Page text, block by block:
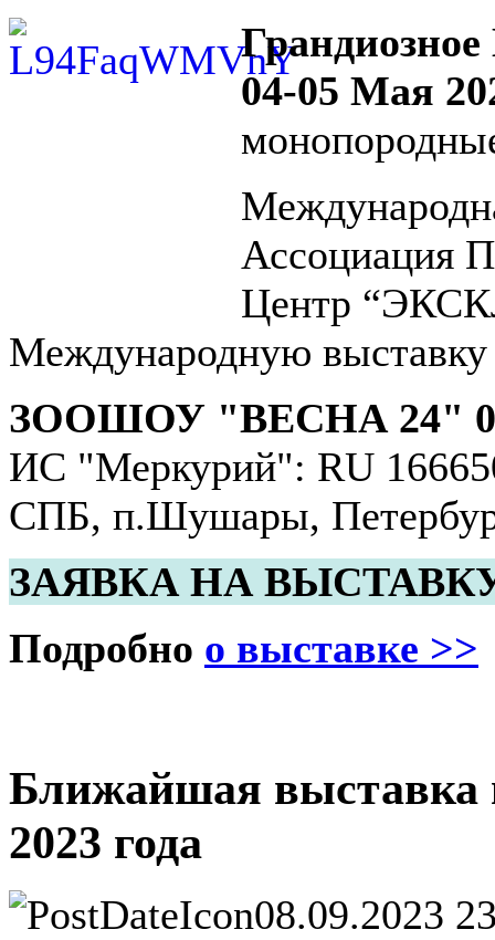
04-05 Мая
Ассоциация
Центр
Международную
ЗООШОУ "ВЕСНА 24"
ИС "Меркурий": RU
СПБ, п.Шушары,
ЗАЯВКА НА
Подробно о выставке >>
Ближайшая выставка
2023 года
08.09.2023